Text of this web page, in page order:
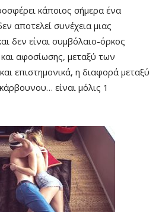
κάποιος σήμερα ένα
αποτελεί συνέχεια μιας
δεν είναι συμβόλαιο-όρκος
αφοσίωσης, μεταξύ των
επιστημονικά, η διαφορά μεταξύ
είναι μόλις 1